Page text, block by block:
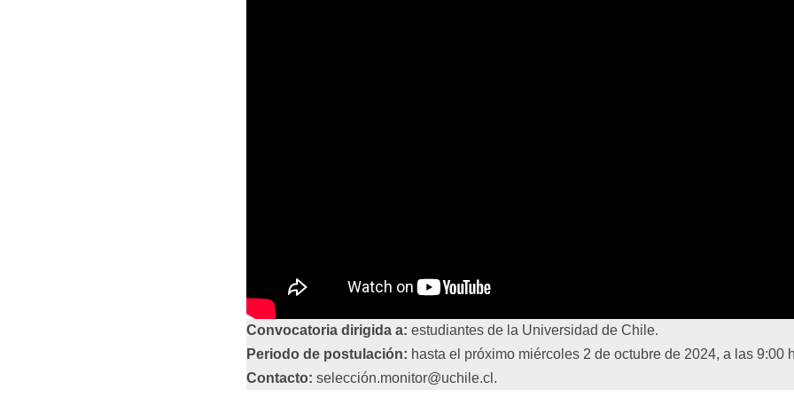
Convocatoria dirigida a: estudiantes de la Universidad de Chile.
Periodo de postulación: hasta el próximo miércoles 2 de octubre de 2024, a las 9:00
Contacto: selección.monitor@uchile.cl.